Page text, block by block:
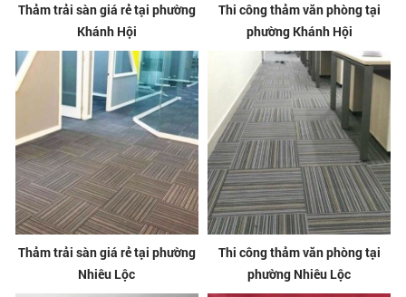
Thảm trải sàn giá rẻ tại phường
Khánh Hội
Thi công thảm văn phòng tại
phường Khánh Hội
Thảm trải sàn giá rẻ tại phường
Nhiêu Lộc
Thi công thảm văn phòng tại
phường Nhiêu Lộc